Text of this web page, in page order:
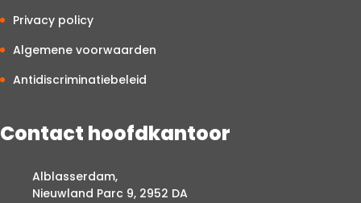
Privacy policy
Algemene voorwaarden
Antidiscriminatiebeleid
Contact hoofdkantoor
Alblasserdam,
Nieuwland Parc 9, 2952 DA